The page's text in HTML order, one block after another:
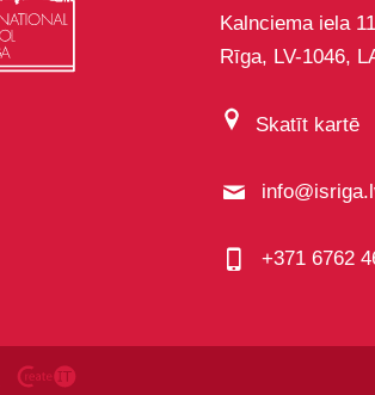
Kalnciema iela
Rīga, LV-1046,
Skatīt kartē
+371 6762